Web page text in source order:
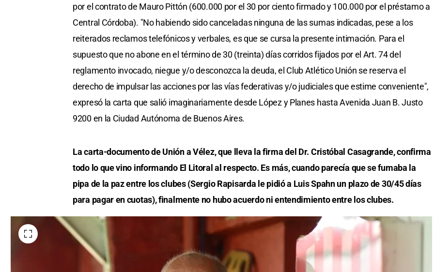
por el contrato de Mauro Pittón (600.000 por el 30 por ciento firmado y 100.000 por el préstamo a
Central Córdoba). "No habiendo sido canceladas ninguna de las sumas indicadas, pese a los
reiterados reclamos telefónicos y verbales, es que se cursa la presente intimación. Para el
supuesto que no abone en el término de 30 (treinta) días corridos fijados por el Art. 74 del
reglamento invocado, niegue y/o desconozca la deuda, el Club Atlético Unión se reserva el
derecho de impulsar las acciones por las vías federativas y/o judiciales que estime conveniente",
expresó la carta que salió imaginariamente desde López y Planes hasta Avenida Juan B. Justo
9200 en la Ciudad Autónoma de Buenos Aires.
La carta-documento de Unión a Vélez, que lleva la firma del Dr. Cristóbal Casagrande, confirma
todo lo que vino informando El Litoral al respecto. Es más, cuando parecía que se fumaba la
pipa de la paz entre los clubes (Sergio Rapisarda le pidió a Luis Spahn un plazo de 30/45 días
para pagar en cuotas), finalmente no hubo acuerdo ni entendimiento entre los clubes.